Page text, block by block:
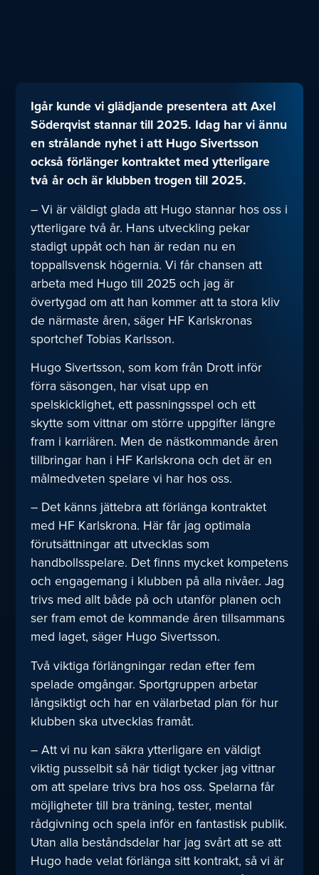
Igår kunde vi glädjande presentera att Axel
Söderqvist stannar till 2025. Idag har vi ännu
en strålande nyhet i att Hugo Sivertsson
också förlänger kontraktet med ytterligare
två år och är klubben trogen till 2025.
– Vi är väldigt glada att Hugo stannar hos oss i
ytterligare två år. Hans utveckling pekar
stadigt uppåt och han är redan nu en
toppallsvensk högernia. Vi får chansen att
arbeta med Hugo till 2025 och jag är
övertygad om att han kommer att ta stora kliv
de närmaste åren, säger HF Karlskronas
sportchef Tobias Karlsson.
Hugo Sivertsson, som kom från Drott inför
förra säsongen, har visat upp en
spelskicklighet, ett passningsspel och ett
skytte som vittnar om större uppgifter längre
fram i karriären. Men de nästkommande åren
tillbringar han i HF Karlskrona och det är en
målmedveten spelare vi har hos oss.
– Det känns jättebra att förlänga kontraktet
med HF Karlskrona. Här får jag optimala
förutsättningar att utvecklas som
handbollsspelare. Det finns mycket kompetens
och engagemang i klubben på alla nivåer. Jag
trivs med allt både på och utanför planen och
ser fram emot de kommande åren tillsammans
med laget, säger Hugo Sivertsson.
Två viktiga förlängningar redan efter fem
spelade omgångar. Sportgruppen arbetar
långsiktigt och har en välarbetad plan för hur
klubben ska utvecklas framåt.
– Att vi nu kan säkra ytterligare en väldigt
viktig pusselbit så här tidigt tycker jag vittnar
om att spelare trivs bra hos oss. Spelarna får
möjligheter till bra träning, tester, mental
rådgivning och spela inför en fantastisk publik.
Utan alla beståndsdelar har jag svårt att se att
Hugo hade velat förlänga sitt kontrakt, så vi är